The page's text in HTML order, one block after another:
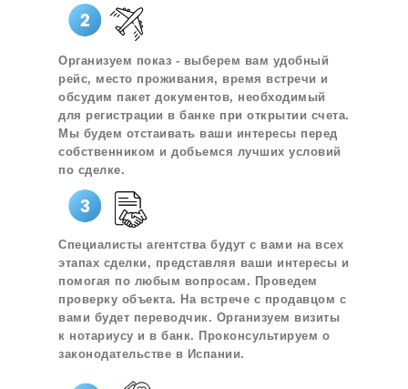
Организуем показ - выберем вам удобный
рейс, место проживания, время встречи и
обсудим пакет документов, необходимый
для регистрации в банке при открытии счета.
Мы будем отстаивать ваши интересы перед
собственником и добьемся лучших условий
по сделке.
Специалисты агентства будут с вами на всех
этапах сделки, представляя ваши интересы и
помогая по любым вопросам. Проведем
проверку объекта. На встрече с продавцом с
вами будет переводчик. Организуем визиты
к нотариусу и в банк. Проконсультируем о
законодательстве в Испании.